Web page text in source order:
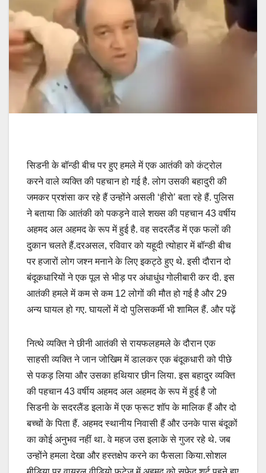
सिडनी के बॉन्डी बीच पर हुए हमले में एक आतंकी को कंट्रोल
करने वाले व्यक्ति की पहचान हो गई है. लोग उसकी बहादुरी की
जमकर प्रशंसा कर रहे हैं उन्होंने असली ‘हीरो’ बता रहे हैं. पुलिस
ने बताया कि आतंकी को पकड़ने वाले शख्स की पहचान 43 वर्षीय
अहमद अल अहमद के रूप में हुई है. वह सदरलैंड में एक फलों की
दुकान चलते हैं.दरअसल, रविवार को यहूदी त्योहार में बॉन्डी बीच
पर हजारों लोग जश्न मनाने के लिए इकट्ठे हुए थे. इसी दौरान दो
बंदूकधारियों ने एक पूल से भीड़ पर अंधाधुंध गोलीबारी कर दी. इस
आतंकी हमले में कम से कम 12 लोगों की मौत हो गई है और 29
अन्य घायल हो गए. घायलों में दो पुलिसकर्मी भी शामिल हैं. और पढ़ें
नित्थे व्यक्ति ने छीनी आतंकी से रायफलहमले के दौरान एक
साहसी व्यक्ति ने जान जोखिम में डालकर एक बंदूकधारी को पीछे
से पकड़ लिया और उसका हथियार छीन लिया. इस बहादुर व्यक्ति
की पहचान 43 वर्षीय अहमद अल अहमद के रूप में हुई है जो
सिडनी के सदरलैंड इलाके में एक फ्रूट शॉप के मालिक हैं और दो
बच्चों के पिता हैं. अहमद स्थानीय निवासी हैं और उनके पास बंदूकों
का कोई अनुभव नहीं था. वे महज उस इलाके से गुजर रहे थे. जब
उन्होंने हमला देखा और हस्तक्षेप करने का फैसला किया.सोशल